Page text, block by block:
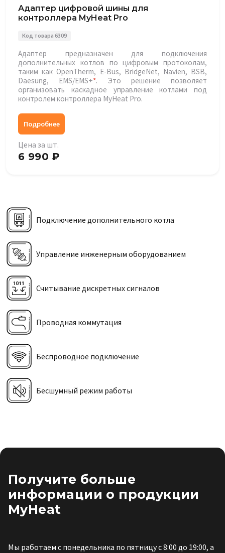
Адаптер цифровой шины для
контроллера MyHeat Pro
Код товара 6309
Адаптер предназначен для подключения
дополнительных котлов по цифровым протоколам,
таким как OpenTherm, E-Bus, BridgeNet, Navien, BSB,
Daesung, EMS/EMS+*. Это решение позволяет
организовать каскадное управление котлами под
контролем контроллера MyHeat Pro.
Подробнее
Цена за шт.
6 990 ₽
Подключение дополнительного котла
Управление инженерным оборудованием
Считывание дискретных сигналов
Проводная коммутация
Беспроводное подключение
Бесшумный режим работы
Получите больше
информации о продукции
MyHeat
Мы работаем с понедельника по пятницу с 8:00 до 19:00, а